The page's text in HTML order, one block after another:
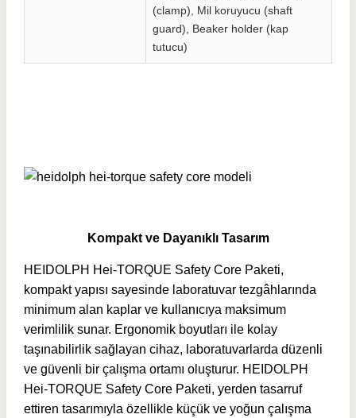
(clamp), Mil koruyucu (shaft
guard), Beaker holder (kap
tutucu)
Kompakt ve Dayanıklı Tasarım
HEIDOLPH Hei-TORQUE Safety Core Paketi,
kompakt yapısı sayesinde laboratuvar tezgâhlarında
minimum alan kaplar ve kullanıcıya maksimum
verimlilik sunar. Ergonomik boyutları ile kolay
taşınabilirlik sağlayan cihaz, laboratuvarlarda düzenli
ve güvenli bir çalışma ortamı oluşturur. HEIDOLPH
Hei-TORQUE Safety Core Paketi, yerden tasarruf
ettiren tasarımıyla özellikle küçük ve yoğun çalışma